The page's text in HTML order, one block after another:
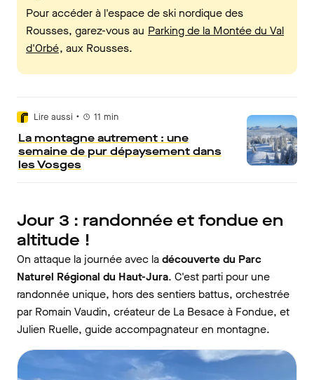
Pour accéder à l'espace de ski nordique des
Rousses, garez-vous au Parking de la Montée du Val
d'Orbé, aux Rousses.
Lire aussi • 11 min
La montagne autrement : une
semaine de pur dépaysement dans
les Vosges
Jour 3 : randonnée et fondue en
altitude !
On attaque la journée avec ladécouverte du Parc
Naturel Régional du Haut-Jura. C'est parti pour une
randonnée unique, hors des sentiers battus, orchestrée
par Romain Vaudin, créateur de La Besace à Fondue, et
Julien Ruelle, guide accompagnateur en montagne.